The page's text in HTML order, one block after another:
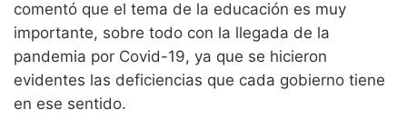
comentó que el tema de la educación es muy
importante, sobre todo con la llegada de la
pandemia por Covid-19, ya que se hicieron
evidentes las deficiencias que cada gobierno tiene
en ese sentido.